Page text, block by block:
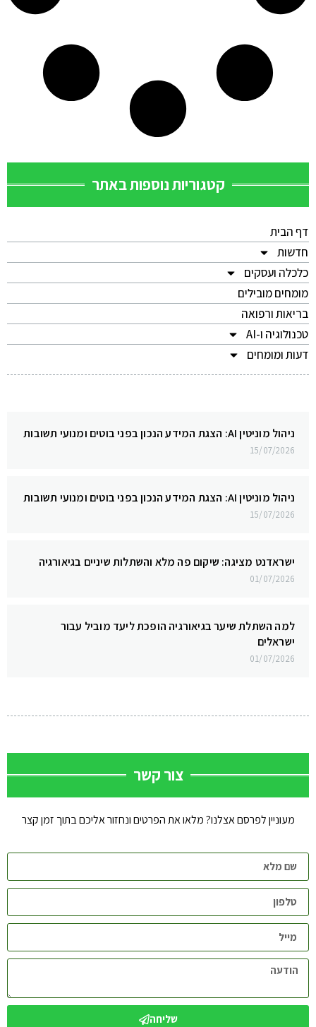
קטגוריות נוספות באתר
דף הבית
חדשות
כלכלה ועסקים
מומחים מובילים
בריאות ורפואה
טכנולוגיה ו-AI
דעות ומומחים
ניהול מוניטין AI: הצגת המידע הנכון בפני בוטים ומנועי תשובות
15/07/2026
ניהול מוניטין AI: הצגת המידע הנכון בפני בוטים ומנועי תשובות
15/07/2026
ישראדנט מציגה: שיקום פה מלא והשתלות שיניים בגיאורגיה
01/07/2026
למה השתלת שיער בגיאורגיה הופכת ליעד מוביל עבור
ישראלים
01/07/2026
צור קשר
מעוניין לפרסם אצלנו? מלאו את הפרטים ונחזור אליכם בתוך זמן קצר
שליחה